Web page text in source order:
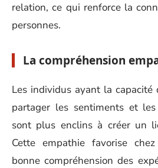
relation, ce qui renforce la
personnes.
La compréhension
Les individus ayant la
partager les sentiments et
sont plus enclins à créer un
Cette empathie favorise
bonne compréhension des